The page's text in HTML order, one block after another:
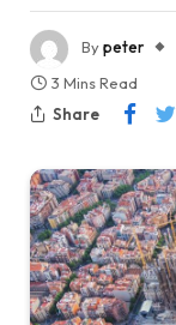
Bypeter
3 Mins Read
Share